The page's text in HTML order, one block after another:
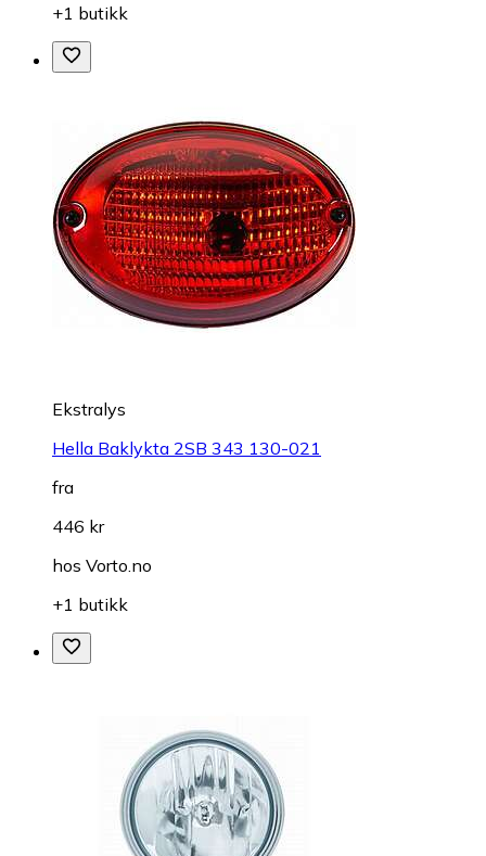
+1 butikk
Ekstralys
Hella Baklykta 2SB 343 130-021
fra
446 kr
hos Vorto.no
+1 butikk